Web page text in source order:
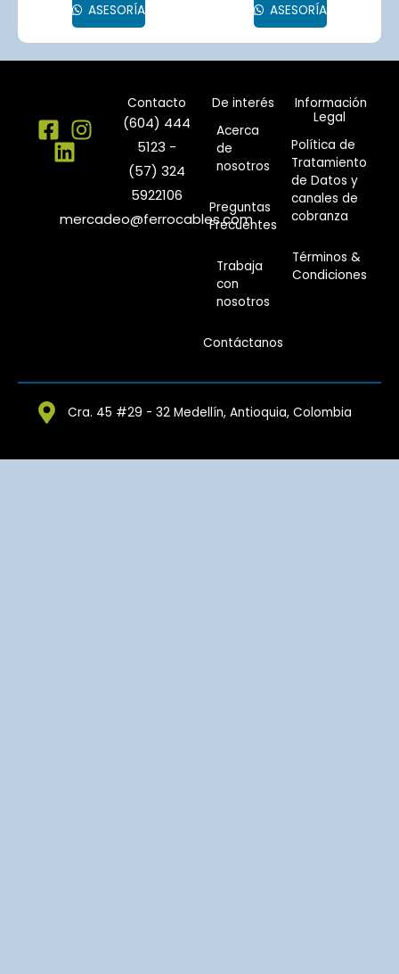
ASESORÍA ASESORÍA
Contacto
(604) 444
5123 -
(57) 324
5922106
mercadeo@ferrocables.com
De interés
Acerca
de
nosotros
Preguntas
Frecuentes
Trabaja
con
nosotros
Contáctanos
Información
Legal
Política de
Tratamiento
de Datos y
canales de
cobranza
Términos &
Condiciones
Cra. 45 #29 - 32 Medellín, Antioquia, Colombia